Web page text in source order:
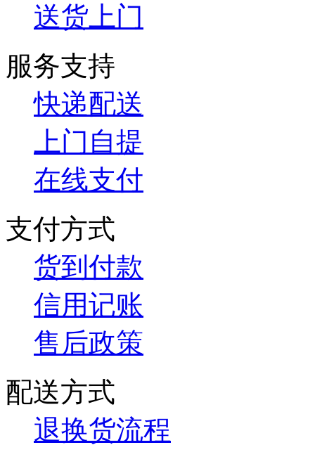
送货上门
服务支持
快递配送
上门自提
在线支付
支付方式
货到付款
信用记账
售后政策
配送方式
退换货流程